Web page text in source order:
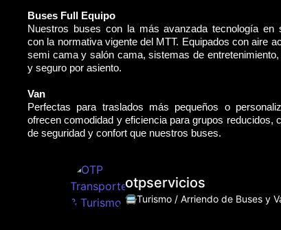
Buses Full Equipo
Nuestros buses con la más avanzada tecnología en
con la normativa vigente del MTT. Equipados con aire
semi cama y salón cama, sistemas de
y seguro por asiento.
Van
Perfectas para traslados más pequeños o
ofrecen comodidad y eficiencia para grupos reducidos,
de seguridad y confort que nuestros buses.
otpservicios
🚍Turismo / Arriendo de Buses y